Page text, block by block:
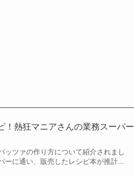
！熱狂マニアさんの業務スーパー
ツァの作り方について紹介されまし
ーに通い、販売したレシピ本が推計...